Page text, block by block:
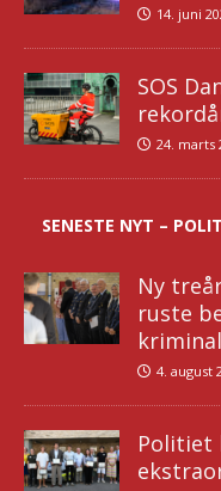
14. juni
SOS
24. marts
SENESTE NYT –
Ny
ruste
4. august
Politiet